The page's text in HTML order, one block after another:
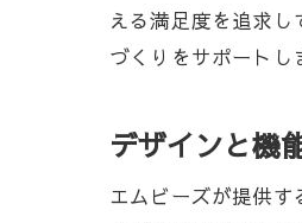
える満足度を追求
づくりをサポートし
デザインと機
エムビーズが提供